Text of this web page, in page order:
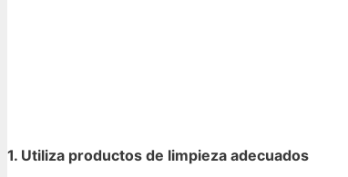
1. Utiliza productos de limpieza adecuados